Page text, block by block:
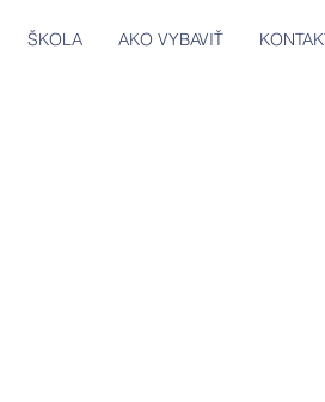
ŠKOLA AKO VYBAVIŤ